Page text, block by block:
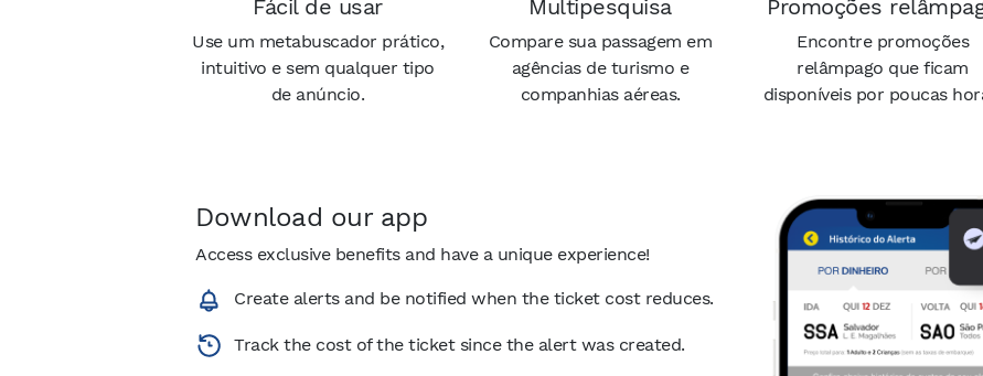
Fácil de usar
Use um metabuscador prático,
intuitivo e sem qualquer tipo
de anúncio.
Multipesquisa
Compare sua passagem em
agências de turismo e
companhias aéreas.
Promoções
Encontre promoções
relâmpago que ficam
disponíveis por poucas
Download our app
Access exclusive benefits and have a unique experience!
Create alerts and be notified when the ticket cost reduces.
Track the cost of the ticket since the alert was created.